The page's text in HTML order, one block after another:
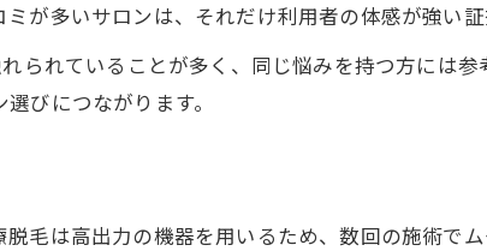
が多いサロンは、それだけ利用者の体感が強い証
られていることが多く、同じ悩みを持つ方には参
びにつながります。
毛は高出力の機器を用いるため、数回の施術で